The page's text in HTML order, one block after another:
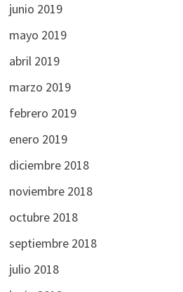
junio 2019
mayo 2019
abril 2019
marzo 2019
febrero 2019
enero 2019
diciembre 2018
noviembre 2018
octubre 2018
septiembre 2018
julio 2018